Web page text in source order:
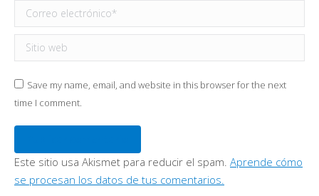
Correo electrónico *
Sitio web
Save my name, email, and website in this browser for the next
time I comment.
Este sitio usa Akismet para reducir el spam. Aprende cómo
se procesan los datos de tus comentarios.